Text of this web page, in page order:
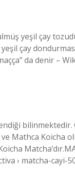
yeşil çay
çay
da denir –
bilinmektedir.
Mathca Koicha
› matcha-cayi-